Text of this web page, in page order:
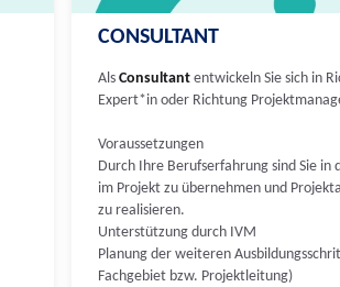
CONSULTANT
AlsConsultantentwickeln Sie sich in
Expert*in oder Richtung
Voraussetzungen
Durch Ihre Berufserfahrung sind Sie
im Projekt zu übernehmen und
zu realisieren.
Unterstützung durch IVM
Planung der weiteren
Fachgebiet bzw. Projektleitung)